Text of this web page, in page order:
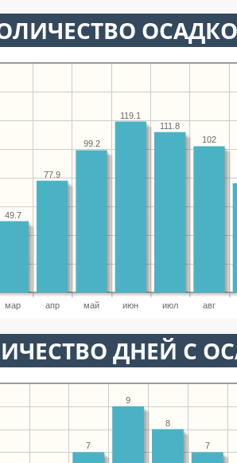
мар апр май июн июл авг
102
111.8
119.1
99.2
77.9
49.7
ДНЕЙ С
7
8
9
7